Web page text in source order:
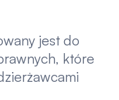
jest do
które